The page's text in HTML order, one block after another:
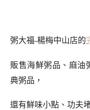
粥大福-楊梅中山店的
販售海鮮粥品、麻油
典粥品，
還有鮮味小點、功夫